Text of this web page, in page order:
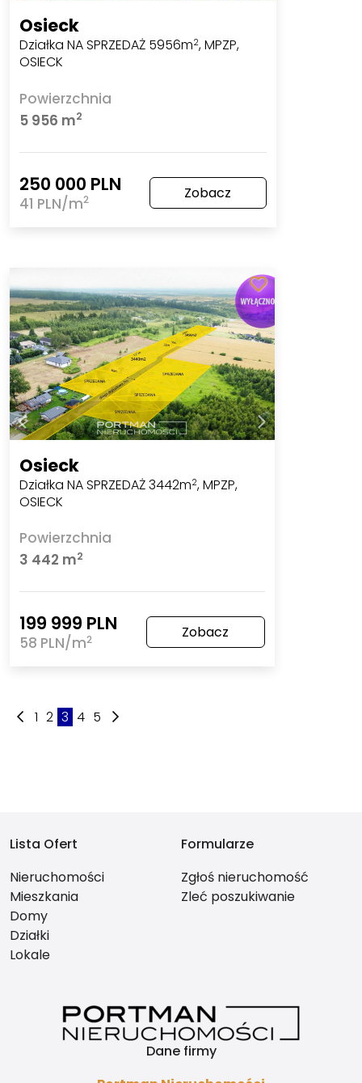
Osieck
Działka NA SPRZEDAŻ 5956m2, MPZP,
OSIECK
Powierzchnia
5 956 m2
250 000 PLN
41 PLN/m2 Zobacz
Osieck
Działka NA SPRZEDAŻ 3442m2, MPZP,
OSIECK
Powierzchnia
3 442 m2
199 999 PLN
58 PLN/m2 Zobacz
1 2 3 4 5
Lista Ofert
Nieruchomości
Mieszkania
Domy
Działki
Lokale
Formularze
Zgłoś nieruchomość
Zleć poszukiwanie
Dane firmy